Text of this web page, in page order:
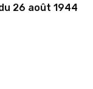
26 août 1944